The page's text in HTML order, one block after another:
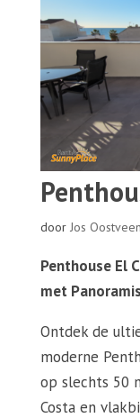
door Jos Oostveen
Penthouse El
met
Ontdek de
moderne
op slechts 50
Costa en